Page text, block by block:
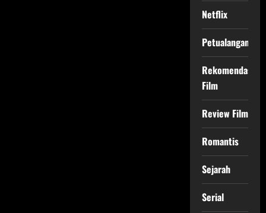
Netflix
Petualangan
Rekomendasi
Film
Review Film
Romantis
Sejarah
Serial